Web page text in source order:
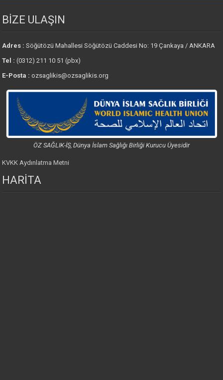
BİZE ULAŞIN
Adres :Söğütözü Mahallesi Söğütözü Caddesi No: 19 Çankaya / ANKARA
Tel : (0312) 211 10 51 (pbx)
E-Posta : ozsaglikis@ozsaglikis.org
ÖZ SAĞLIK-İŞ, Dünya İslam Sağlığı Birliği Kurucu Üyesidir
KVKK Aydınlatma Metni
HARİTA